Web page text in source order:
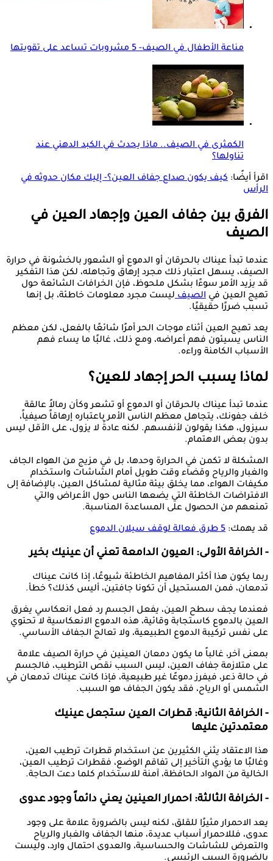
مناعة الأطفال في الصيف- 5 مشروبات تساعد على تقويتها
الكمثرى في الصيف.. ماذا يحدث في الكبد الدهني عند
تناولها؟
اقرأ أيضًا: كيف يكون صداع جفاف العين؟- إليك مكان حدوثه في
الرأس
الفرق بين جفاف العين وإجهاد العين في
الصيف
عندما تبدأ عيناك بالحرقان أو الدموع أو الشعور بالخشونة في حرارة
الصيف، يسهل اعتبار ذلك مجرد إرهاق وتجاهله، لكن هذا التفكير
قد يزيد الأمر سوءًا بشكل ملحوظ، فإن الخرافات الشائعة حول
تهيج العين في الصيفليست مجرد معلومات خاطئة، بل إنها
تسبب ضررًا حقيقيًا.
يعد تهيج العين أثناء موجات الحر أمرًا شائعًا بالفعل، لكن معظم
الناس يسيئون فهم أعراضه، ومع ذلك، غالبًا ما يساء فهم
الأسباب الكامنة وراءه.
لماذا يسبب الحر إجهاد للعين؟
عندما تبدأ عيناك بالحرقان أو الدموع أو تشعر وكأن رمالاً عالقة
خلف جفونك، يتجاهل معظم الناس الأمر باعتباره إرهاقاً صيفياً،
سيزول، هكذا يقولون لأنفسهم. لكنه عادةً لا يزول، على الأقل ليس
بدون بعض الاهتمام.
المشكلة لا تكمن في الحرارة وحدها، بل في مزيج من الهواء الجاف
والغبار والرياح وقضاء وقت طويل أمام الشاشات واستخدام
مكيفات الهواء، مما يخلق بيئة مثالية لمشاكل العين، بالإضافة إلى
الافتراضات الخاطئة التي يضعها الناس حول الأعراض والتي
تمنعهم من الحصول على المساعدة المناسبة.
قد يهمك: 5 طرق فعالة لوقف سيلان الدموع
- الخرافة الأولى: العيون الدامعة تعني أن عينيك بخير
ربما يكون هذا أكثر المفاهيم الخاطئة شيوعًا، إذا كانت عيناك
تدمعان، فمن المستحيل أن تكونا جافتين، أليس كذلك؟ خطأ.
فعندما يجف سطح العين، يفعل الجسم رد فعل انعكاسي يغرق
العين بالدموع كاستجابة وقائية، هذه الدموع الانعكاسية لا تحتوي
على نفس تركيبة الدموع الطبيعية، ولا تعالج الجفاف الأساسي.
بمعنى آخر، غالباً ما يكون دمعان العينين في حرارة الصيف علامة
على متلازمة جفاف العين، ليس السبب نقص الترطيب، فالجسم
في حالة ذعر، فيفرز دموعًا غير طبيعية، فإذا كانت عيناك تدمعان في
الشمس أو الرياح، فقد يكون الجفاف هو السبب.
- الخرافة الثانية: قطرات العين ستجعل عينيك
معتمدتين عليها
هذا الاعتقاد يثني الكثيرين عن استخدام قطرات ترطيب العين،
وغالبًا ما يؤدي التأخير إلى تفاقم الوضع، فقطرات ترطيب العين،
الخالية من المواد الحافظة، آمنة للاستخدام كلما دعت الحاجة.
- الخرافة الثالثة: احمرار العينين يعني دائماً وجود عدوى
يعد الاحمرار مثيرًا للقلق، لكنه ليس بالضرورة علامة على وجود
عدوى، فللاحمرار أسباب عديدة، منها الجفاف والغبار والرياح
والتعرض للشاشات والحساسية، والعدوى احتمال وارد، وليست
بالضرورة السبب الرئيسي.